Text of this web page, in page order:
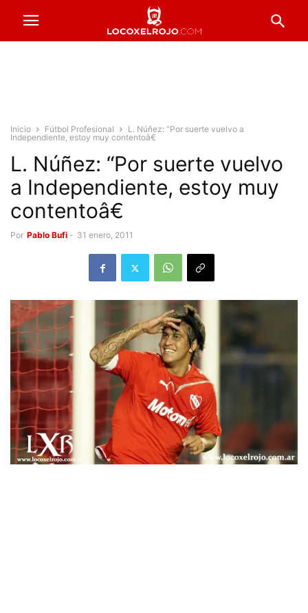
Inicio Fútbol Profesional
L. Núñez: “Por suerte vuelvo a
Independiente, estoy muy contentoâ€
L. Núñez: “Por suerte vuelvo
a Independiente, estoy muy
contentoâ€
Por Pablo Bufi - 31 enero, 2011